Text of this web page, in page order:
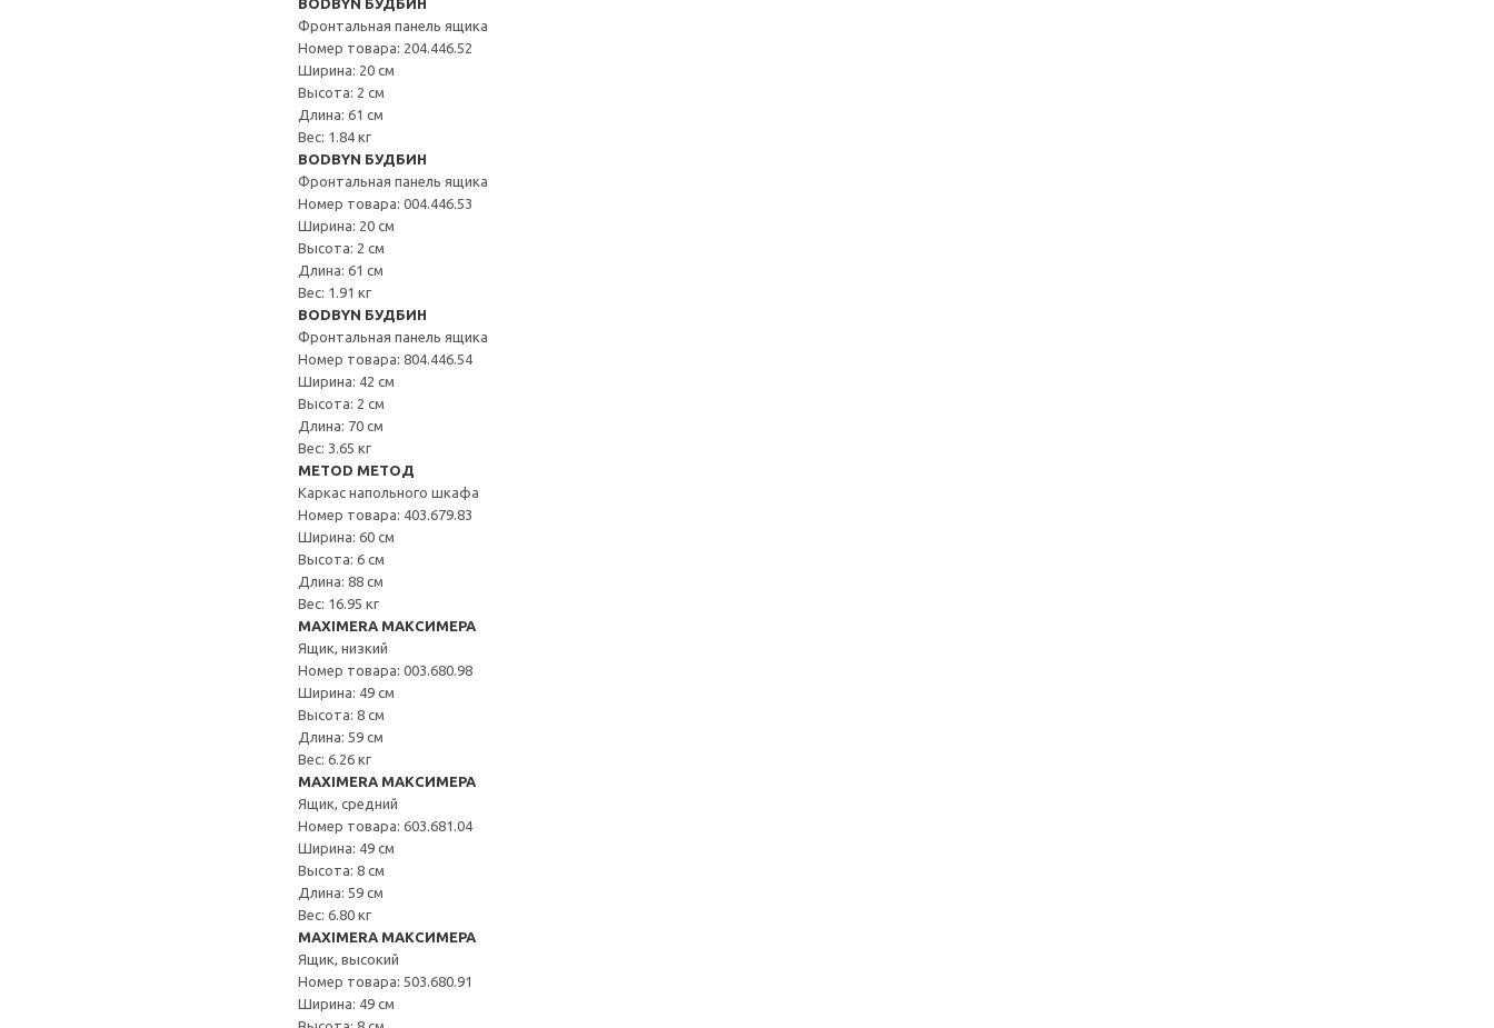
BODBYN БУДБИН
Фронтальная панель ящика
Номер товара: 204.446.52
Ширина: 20 см
Высота: 2 см
Длина: 61 см
Вес: 1.84 кг
BODBYN БУДБИН
Фронтальная панель ящика
Номер товара: 004.446.53
Ширина: 20 см
Высота: 2 см
Длина: 61 см
Вес: 1.91 кг
BODBYN БУДБИН
Фронтальная панель ящика
Номер товара: 804.446.54
Ширина: 42 см
Высота: 2 см
Длина: 70 см
Вес: 3.65 кг
METOD МЕТОД
Каркас напольного шкафа
Номер товара: 403.679.83
Ширина: 60 см
Высота: 6 см
Длина: 88 см
Вес: 16.95 кг
MAXIMERA МАКСИМЕРА
Ящик, низкий
Номер товара: 003.680.98
Ширина: 49 см
Высота: 8 см
Длина: 59 см
Вес: 6.26 кг
MAXIMERA МАКСИМЕРА
Ящик, средний
Номер товара: 603.681.04
Ширина: 49 см
Высота: 8 см
Длина: 59 см
Вес: 6.80 кг
MAXIMERA МАКСИМЕРА
Ящик, высокий
Номер товара: 503.680.91
Ширина: 49 см